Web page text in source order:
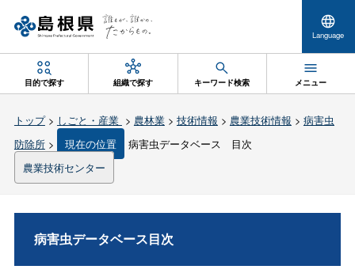
Language
目的で探す 組織で探す キーワード検索 メニュー
トップ> しごと・産業 > 農林業> 技術情報 > 農業技術情報 > 病害虫
防除所> 現在の位置
病害虫データベース 目次
農業技術センター
病害虫データベース目次